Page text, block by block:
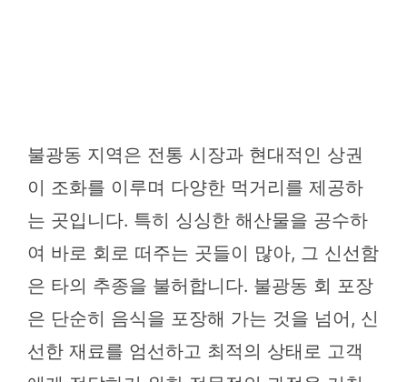
불광동 지역은 전통 시장과 현대적인 상권
이 조화를 이루며 다양한 먹거리를 제공하
는 곳입니다. 특히 싱싱한 해산물을 공수하
여 바로 회로 떠주는 곳들이 많아, 그 신선함
은 타의 추종을 불허합니다. 불광동 회 포장
은 단순히 음식을 포장해 가는 것을 넘어, 신
선한 재료를 엄선하고 최적의 상태로 고객